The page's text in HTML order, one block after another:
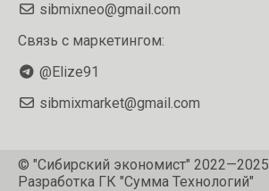
sibmixneo@gmail.com
Связь с маркетингом:
@Elize91
sibmixmarket@gmail.com
© "Сибирский экономист" 2022—2025
Разработка ГК "Сумма Технологий"